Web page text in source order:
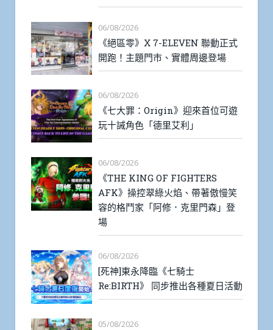
06/08/2026
《絕區零》X 7-ELEVEN 聯動正式
開跑！主題門市、實體周邊登場
06/08/2026
《七大罪：Origin》迎來首位可遊
玩十誡角色「德里艾利」
06/08/2026
《THE KING OF FIGHTERS
AFK》操控翠綠火焰、帶著傲慢笑
容的格鬥家「阿修．克里門森」登
場
06/08/2026
[死神]東永降臨《七騎士
Re:BIRTH》 同步推出各種夏日活動
05/08/2026